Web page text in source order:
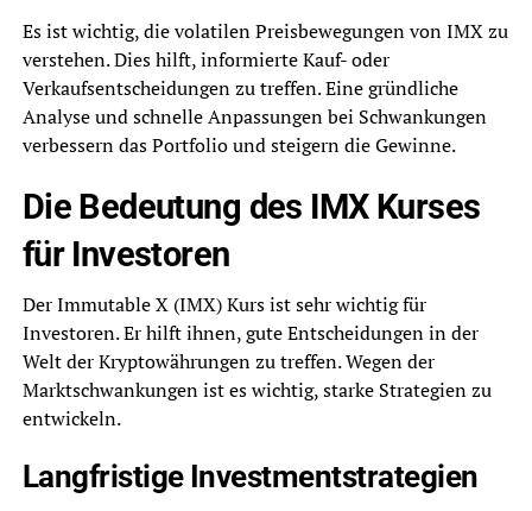
Es ist wichtig, die volatilen Preisbewegungen von IMX zu
verstehen. Dies hilft, informierte Kauf- oder
Verkaufsentscheidungen zu treffen. Eine gründliche
Analyse und schnelle Anpassungen bei Schwankungen
verbessern das Portfolio und steigern die Gewinne.
Die Bedeutung des IMX Kurses
für Investoren
Der Immutable X (IMX) Kurs ist sehr wichtig für
Investoren. Er hilft ihnen, gute Entscheidungen in der
Welt der Kryptowährungen zu treffen. Wegen der
Marktschwankungen ist es wichtig, starke Strategien zu
entwickeln.
Langfristige Investmentstrategien